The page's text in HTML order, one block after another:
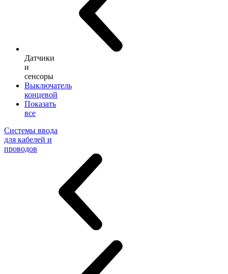
Датчики
и
сенсоры
Выключатель
концевой
Показать
все
Системы ввода
для кабелей и
проводов